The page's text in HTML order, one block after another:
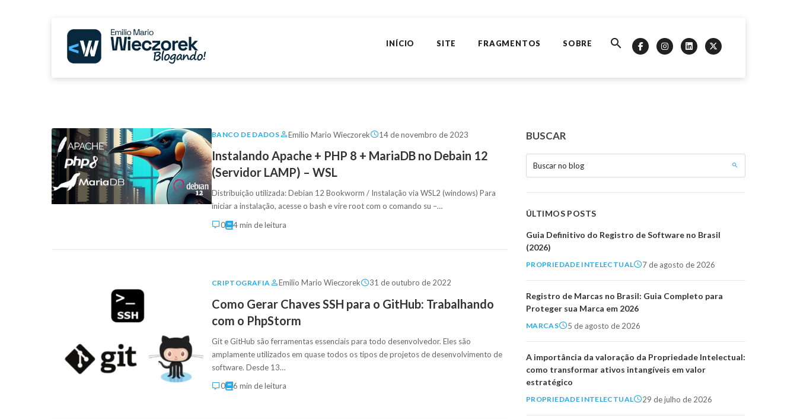
INÍCIO SITE FRAGMENTOS SOBRE
BANCO DE DADOS Emilio Mario Wieczorek 14 de novembro de 2023
Instalando Apache + PHP 8 + MariaDB no Debain 12
(Servidor LAMP) – WSL
Distribuição utilizada: Debian 12 Bookworm / Instalação via WSL2 (windows) Para
iniciar a instalação, acesse o bash e vire root com o comando su –…
0
4 min de leitura
CRIPTOGRAFIA Emilio Mario Wieczorek 31 de outubro de 2022
Como Gerar Chaves SSH para o GitHub: Trabalhando
com o PhpStorm
Git e GitHub são ferramentas essenciais para todo desenvolvedor. Eles são
amplamente utilizados em quase todos os tipos de projetos de desenvolvimento de
software. Desde 13…
0
6 min de leitura
BUSCAR
Buscar no blog
ÚLTIMOS POSTS
Guia Definitivo do Registro de Software no Brasil
(2026)
PROPRIEDADE INTELECTUAL 7 de agosto de 2026
Registro de Marcas no Brasil: Guia Completo para
Proteger sua Marca em 2026
MARCAS 5 de agosto de 2026
A importância da valoração da Propriedade Intelectual:
como transformar ativos intangíveis em valor
estratégico
PROPRIEDADE INTELECTUAL 29 de julho de 2026